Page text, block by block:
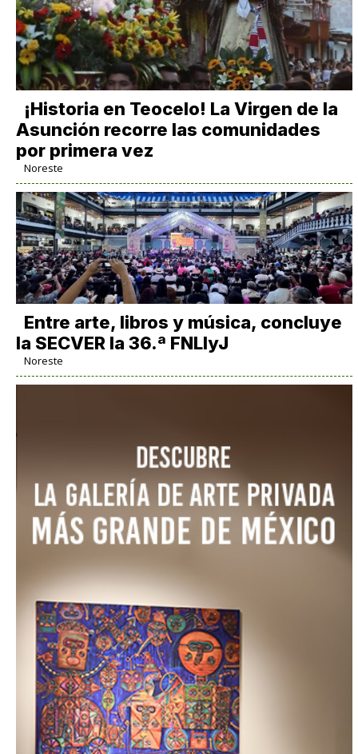
​¡Historia en Teocelo! La Virgen de la
Asunción recorre las comunidades
por primera vez
Noreste
Entre arte, libros y música, concluye
la SECVER la 36.ª FNLIyJ
Noreste